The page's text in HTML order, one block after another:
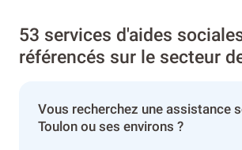
53 services d'aides
référencés sur le secteur
Vous recherchez une assistance
Toulon ou ses environs ?